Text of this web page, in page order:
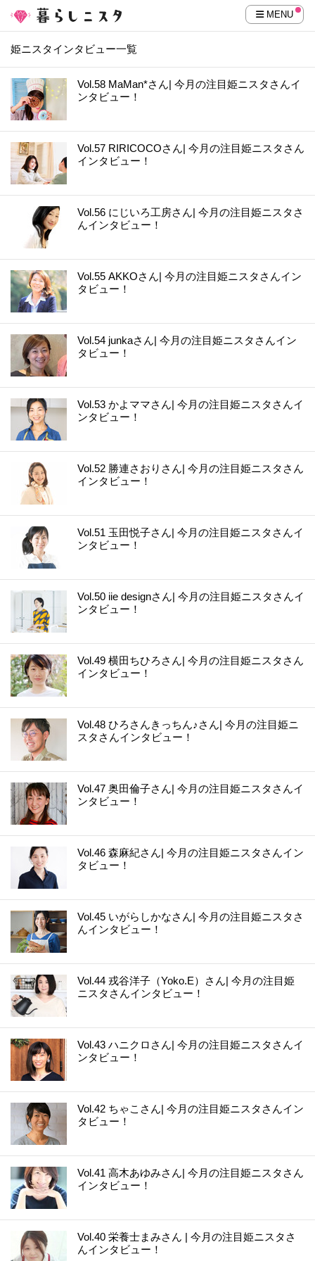
MENU
姫ニスタインタビュー一覧
Vol.58 MaMan*さん| 今月の注目姫ニスタさんイ
ンタビュー！
Vol.57 RIRICOCOさん| 今月の注目姫ニスタさん
インタビュー！
Vol.56 にじいろ工房さん| 今月の注目姫ニスタさ
んインタビュー！
Vol.55 AKKOさん| 今月の注目姫ニスタさんイン
タビュー！
Vol.54 junkaさん| 今月の注目姫ニスタさんイン
タビュー！
Vol.53 かよママさん| 今月の注目姫ニスタさんイ
ンタビュー！
Vol.52 勝連さおりさん| 今月の注目姫ニスタさん
インタビュー！
Vol.51 玉田悦子さん| 今月の注目姫ニスタさんイ
ンタビュー！
Vol.50 iie designさん| 今月の注目姫ニスタさんイ
ンタビュー！
Vol.49 横田ちひろさん| 今月の注目姫ニスタさん
インタビュー！
Vol.48 ひろさんきっちん♪さん| 今月の注目姫ニ
スタさんインタビュー！
Vol.47 奥田倫子さん| 今月の注目姫ニスタさんイ
ンタビュー！
Vol.46 森麻紀さん| 今月の注目姫ニスタさんイン
タビュー！
Vol.45 いがらしかなさん| 今月の注目姫ニスタさ
んインタビュー！
Vol.44 戎谷洋子（Yoko.E）さん| 今月の注目姫
ニスタさんインタビュー！
Vol.43 ハニクロさん| 今月の注目姫ニスタさんイ
ンタビュー！
Vol.42 ちゃこさん| 今月の注目姫ニスタさんイン
タビュー！
Vol.41 高木あゆみさん| 今月の注目姫ニスタさん
インタビュー！
Vol.40 栄養士まみさん | 今月の注目姫ニスタさ
んインタビュー！